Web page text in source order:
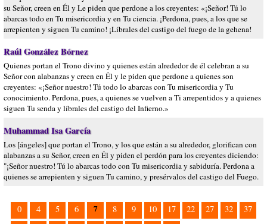
su Señor, creen en Él y Le piden que perdone a los creyentes: «¡Señor! Tú lo
abarcas todo en Tu misericordia y en Tu ciencia. ¡Perdona, pues, a los que se
arrepienten y siguen Tu camino! ¡Líbrales del castigo del fuego de la gehena!
Raúl González Bórnez
Quienes portan el Trono divino y quienes están alrededor de él celebran a su
Señor con alabanzas y creen en Él y le piden que perdone a quienes son
creyentes: «¡Señor nuestro! Tú todo lo abarcas con Tu misericordia y Tu
conocimiento. Perdona, pues, a quienes se vuelven a Ti arrepentidos y a quienes
siguen Tu senda y líbrales del castigo del Infierno.»
Muhammad Isa García
Los [ángeles] que portan el Trono, y los que están a su alrededor, glorifican con
alabanzas a su Señor, creen en Él y piden el perdón para los creyentes diciendo:
"¡Señor nuestro! Tú lo abarcas todo con Tu misericordia y sabiduría. Perdona a
quienes se arrepienten y siguen Tu camino, y presérvalos del castigo del Fuego.
0 4 5 6 7 8 9 10 17 22 27 32
37